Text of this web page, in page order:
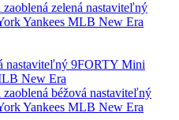
zaoblená zelená nastaviteľný
Yankees MLB New Era
zaoblená béžová nastaviteľný
Yankees MLB New Era